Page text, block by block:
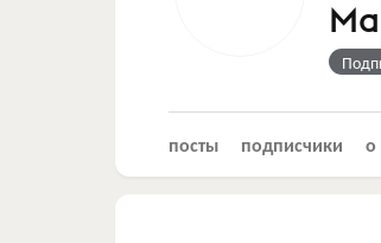
посты подписчики о